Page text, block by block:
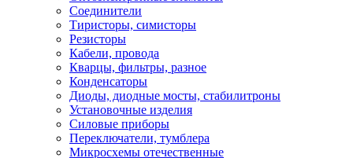
Соединители
Тиристоры, симисторы
Резисторы
Кабели, провода
Кварцы, фильтры, разное
Конденсаторы
Диоды, диодные мосты, стабилитроны
Установочные изделия
Силовые приборы
Переключатели, тумблера
Микросхемы отечественные